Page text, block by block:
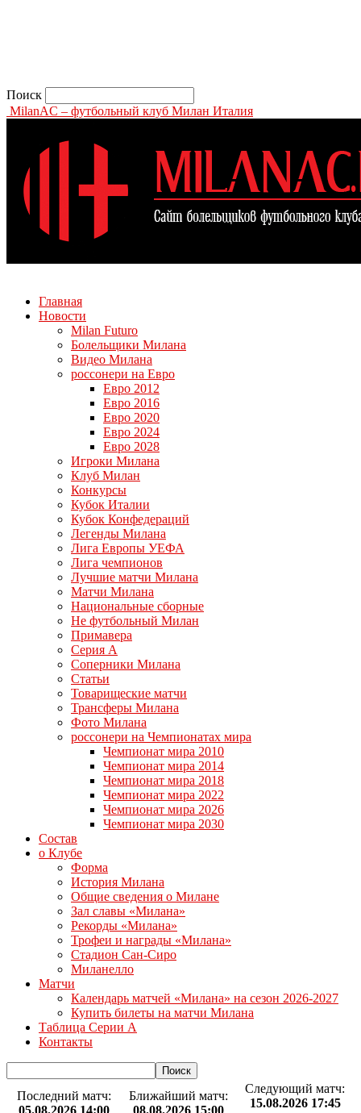
Поиск
MilanAC – футбольный клуб Милан Италия
Главная
Новости
Milan Futuro
Болельщики Милана
Видео Милана
россонери на Евро
Евро 2012
Евро 2016
Евро 2020
Евро 2024
Евро 2028
Игроки Милана
Клуб Милан
Конкурсы
Кубок Италии
Кубок Конфедераций
Легенды Милана
Лига Европы УЕФА
Лига чемпионов
Лучшие матчи Милана
Матчи Милана
Национальные сборные
Не футбольный Милан
Примавера
Серия А
Соперники Милана
Статьи
Товарищеские матчи
Трансферы Милана
Фото Милана
россонери на Чемпионатах мира
Чемпионат мира 2010
Чемпионат мира 2014
Чемпионат мира 2018
Чемпионат мира 2022
Чемпионат мира 2026
Чемпионат мира 2030
Состав
о Клубе
Форма
История Милана
Общие сведения о Милане
Зал славы «Милана»
Рекорды «Милана»
Трофеи и награды «Милана»
Стадион Сан-Сиро
Миланелло
Матчи
Календарь матчей «Милана» на сезон 2026-2027
Купить билеты на матчи Милана
Таблица Серии А
Контакты
Последний матч:
05.08.2026 14:00
Ближайший матч:
08.08.2026 15:00
Следующий матч:
15.08.2026 17:45